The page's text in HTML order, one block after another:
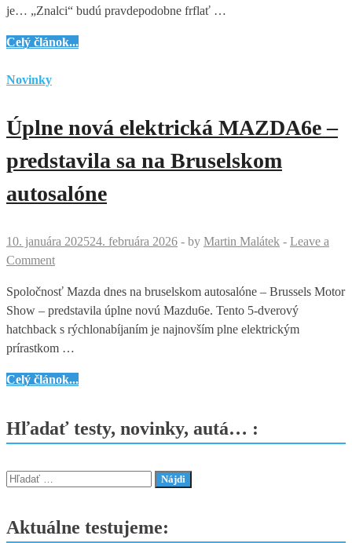
je… „Znalci“ budú pravdepodobne frflať …
Mazda
–
nástupca
legendy
Celý článok...
Novinky
Úplne nová elektrická MAZDA6e –
predstavila sa na Bruselskom
autosalóne
10. januára 202524. februára 2026 - by Martin Malátek - Leave a
Comment
Spoločnosť Mazda dnes na bruselskom autosalóne – Brussels Motor
Show – predstavila úplne novú Mazdu6e. Tento 5-dverový
hatchback s rýchlonabíjaním je najnovším plne elektrickým
prírastkom …
Úplne
MAZDA6e
predstavila
sa
Bruselskom
Celý článok...
Hľadať testy, novinky, autá… :
Hľadať:
Aktuálne testujeme: